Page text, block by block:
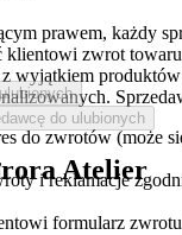
prawem, każdy
zwrot
z wyjątkiem
do zwrotów (może
i reklamacje
formularz
do ulubionych
Atelier